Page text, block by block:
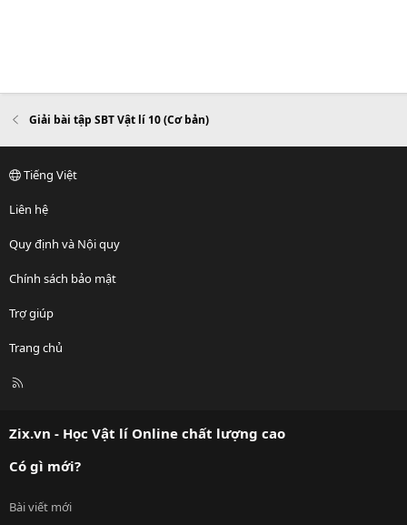
Giải bài tập SBT Vật lí 10 (Cơ bản)
Tiếng Việt
Liên hệ
Quy định và Nội quy
Chính sách bảo mật
Trợ giúp
Trang chủ
R
Zix.vn - Học Vật lí Online chất lượng cao
Có gì mới?
Bài viết mới